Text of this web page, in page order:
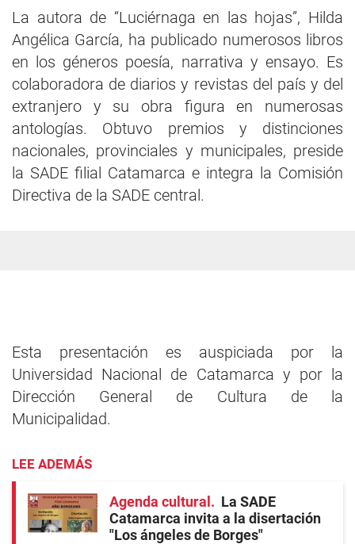
La autora de “Luciérnaga en las hojas”, Hilda
Angélica García, ha publicado numerosos libros
en los géneros poesía, narrativa y ensayo. Es
colaboradora de diarios y revistas del país y del
extranjero y su obra figura en numerosas
antologías. Obtuvo premios y distinciones
nacionales, provinciales y municipales, preside
la SADE filial Catamarca e integra la Comisión
Directiva de la SADE central.
Esta presentación es auspiciada por la
Universidad Nacional de Catamarca y por la
Dirección General de Cultura de la
Municipalidad.
LEE ADEMÁS
Agenda cultural
La SADE
Catamarca invita a la disertación
"Los ángeles de Borges"